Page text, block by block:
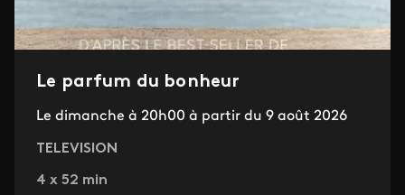
Le parfum du bonheur
Le dimanche à 20h00 à partir du 9 août 2026
TELEVISION
4 x 52 min